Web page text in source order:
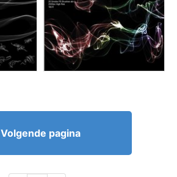
Volgende pagina